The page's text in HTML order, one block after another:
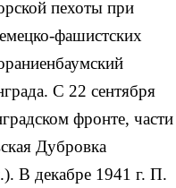
пехоты при
фашистских
С 22 сентября
фронте, части
Дубровка
В декабре 1941 г. П.